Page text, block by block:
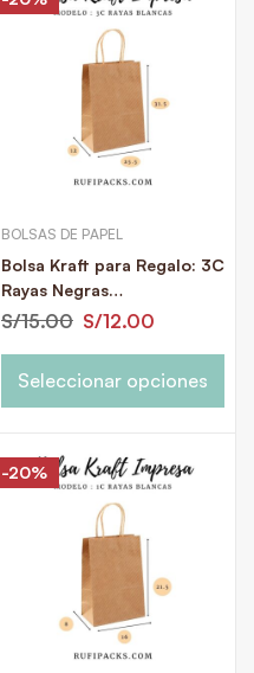
BOLSAS DE PAPEL
Bolsa Kraft para Regalo: 3C
Rayas Negras
25.5x12x31.5cms.
S/15.00 S/12.00
Seleccionar opciones
-20%